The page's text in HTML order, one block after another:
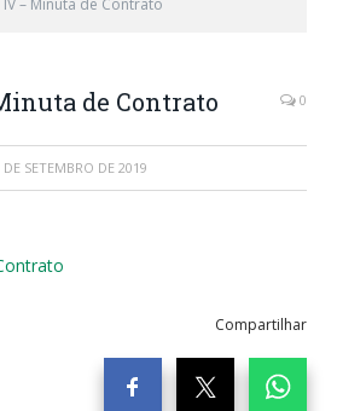
– Minuta de Contrato
de Contrato 0
DE SETEMBRO DE 2019
Compartilhar